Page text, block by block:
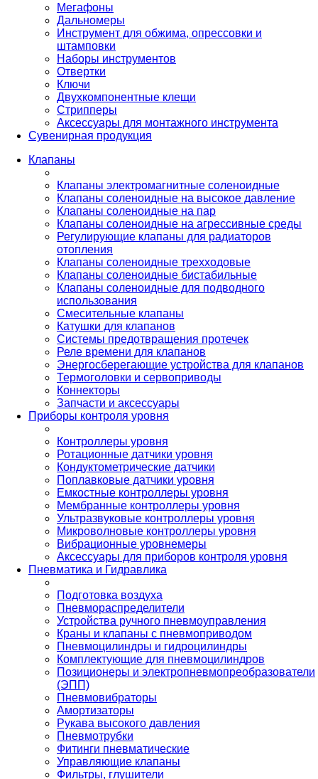
Мегафоны
Дальномеры
Инструмент для обжима, опрессовки и
штамповки
Наборы инструментов
Отвертки
Ключи
Двухкомпонентные клещи
Стрипперы
Аксессуары для монтажного инструмента
Сувенирная продукция
Клапаны
Клапаны электромагнитные соленоидные
Клапаны соленоидные на высокое давление
Клапаны соленоидные на пар
Клапаны соленоидные на агрессивные среды
Регулирующие клапаны для радиаторов
отопления
Клапаны соленоидные трехходовые
Клапаны соленоидные бистабильные
Клапаны соленоидные для подводного
использования
Смесительные клапаны
Катушки для клапанов
Системы предотвращения протечек
Реле времени для клапанов
Энергосберегающие устройства для клапанов
Термоголовки и сервоприводы
Коннекторы
Запчасти и аксессуары
Приборы контроля уровня
Контроллеры уровня
Ротационные датчики уровня
Кондуктометрические датчики
Поплавковые датчики уровня
Емкостные контроллеры уровня
Мембранные контроллеры уровня
Ультразвуковые контроллеры уровня
Микроволновые контроллеры уровня
Вибрационные уровнемеры
Аксессуары для приборов контроля уровня
Пневматика и Гидравлика
Подготовка воздуха
Пневмораспределители
Устройства ручного пневмоуправления
Краны и клапаны с пневмоприводом
Пневмоцилиндры и гидроцилиндры
Комплектующие для пневмоцилиндров
Позиционеры и электропневмопреобразователи
(ЭПП)
Пневмовибраторы
Амортизаторы
Рукава высокого давления
Пневмотрубки
Фитинги пневматические
Управляющие клапаны
Фильтры, глушители